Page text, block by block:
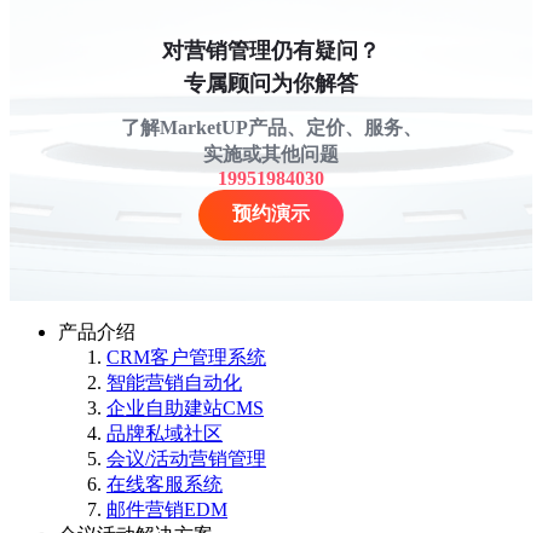
对营销管理仍有疑问？
专属顾问为你解答
了解MarketUP产品、定价、服务、
实施或其他问题
19951984030
预约演示
产品介绍
CRM客户管理系统
智能营销自动化
企业自助建站CMS
品牌私域社区
会议/活动营销管理
在线客服系统
邮件营销EDM